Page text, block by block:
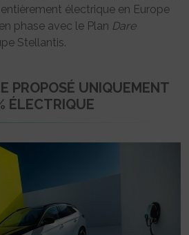
électrique en Europe
phase avec le Plan Dare
Stellantis.
PROPOSÉ UNIQUEMENT
ÉLECTRIQUE